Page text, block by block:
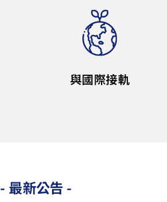
與國際接軌
- 最新公告 -